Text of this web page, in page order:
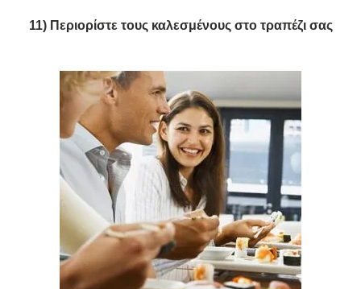
11) Περιορίστε τους καλεσμένους στο τραπέζι σας